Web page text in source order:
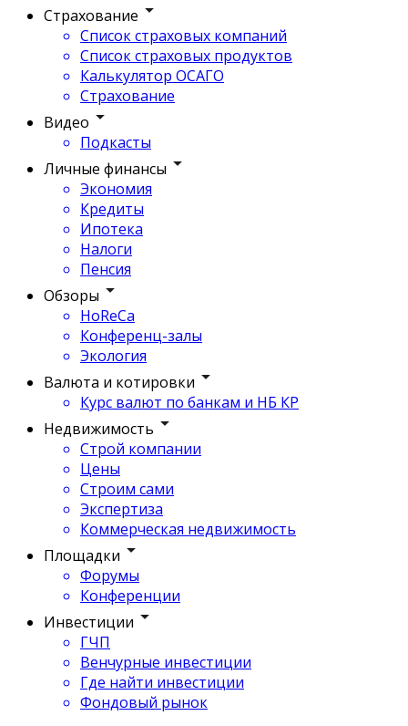
Страхование
Список страховых компаний
Список страховых продуктов
Калькулятор ОСАГО
Страхование
Видео
Подкасты
Личные финансы
Экономия
Кредиты
Ипотека
Налоги
Пенсия
Обзоры
HoReCa
Конференц-залы
Экология
Валюта и котировки
Курс валют по банкам и НБ КР
Недвижимость
Строй компании
Цены
Строим сами
Экспертиза
Коммерческая недвижимость
Площадки
Форумы
Конференции
Инвестиции
ГЧП
Венчурные инвестиции
Где найти инвестиции
Фондовый рынок